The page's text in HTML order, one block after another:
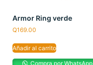
Armor Ring verde
Q169.00
Añadir al carrito
Compra por WhatsApp